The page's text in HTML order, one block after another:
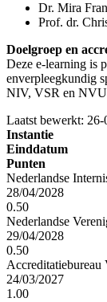
Dr. Mira
Prof. dr.
Doelgroep en
Deze e-learning is
enverpleegkundig
NIV, VSR en NVU
Laatst bewerkt: 26-
Instantie
Einddatum
Punten
28/04/2028
0.50
29/04/2028
0.50
24/03/2027
1.00